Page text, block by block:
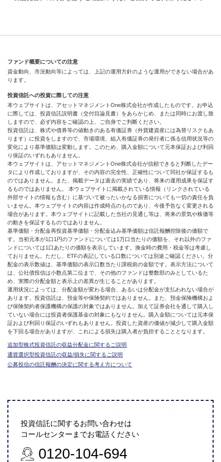
ファンド概要についての注意
資金動向、市況動向等によっては、上記の運用方針のような運用ができない場合があ
ります。
投資信託への投資に際しての注意
本ウェブサイトは、アセットマネジメントOne株式会社が作成したものです。お申込
に際しては、投資信託説明書（交付目論見書）をあらかじめ、または同時にお渡し致
しますので、必ず内容をご確認の上、ご自身でご判断ください。
投資信託は、株式や債券等の値動きのある有価証券（外貨建資産には為替リスクもあ
ります）に投資をしますので、市場環境、組入有価証券の発行者に係る信用状況等の
変化により基準価額は変動します。このため、購入金額について元本保証および利回
り保証のいずれもありません。
本ウェブサイトは、アセットマネジメントOne株式会社が信頼できると判断したデー
タにより作成しておりますが、その内容の完全性、正確性について同社が保証するも
のではありません。また、掲載データは過去の実績であり、将来の運用成果を保証す
るものではありません。 本ウェブサイトに掲載されている情報（リンクされている
外部サイトの情報も含む）に基づいて被ったいかなる損害についても一切の責任を負
いません。本ウェブサイトの内容は作成時点のものであり、今後予告なく変更される
場合があります。本ウェブサイトに記載した当社の見通し等は、将来の景気や株価等
の動きを保証するものではありません。
基準価額・分配金再投資基準価額・分配金込み基準価額は信託報酬控除後の価額で
す。当初元本が1口1円のファンドについては1万口当たりの価額を、それ以外のファ
ンドについては1口あたりの価額を表示しています。換金時の費用・税金等は考慮し
ておりません。ただし、ETFの表記している口数については別途ご確認ください。分
配金の表示数値は、基準価額の表示口数当たり課税前の金額です。表示方法について
は、公社債投信は小数点第二位まで、その他のファンドは整数部のみとしているた
め、実際の分配金額と表示上の差異が生じることがあります。
運用状況によっては、分配金額が変わる場合、あるいは分配金が支払われない場合が
あります。投資信託は、預金等や保険契約ではありません。また、預金保険機構およ
び保険契約者保護機構の保護の対象ではありません。加えて証券会社を通して購入し
ていない場合には投資者保護基金の対象にもなりません。購入金額については元本保
証および利回り保証のいずれもありません。投資した資産の価値が減少して購入金額
を下回る場合がありますが、これによる損失は購入者が負担することとなります。
追加型株式投資信託の収益分配金に関するご説明
通貨選択型投資信託の収益/損失に関するご説明
公募投信の信託報酬の決定に関する考え方について
投資信託に関するお問い合わせは
コールセンターまでお電話ください
0120-104-694